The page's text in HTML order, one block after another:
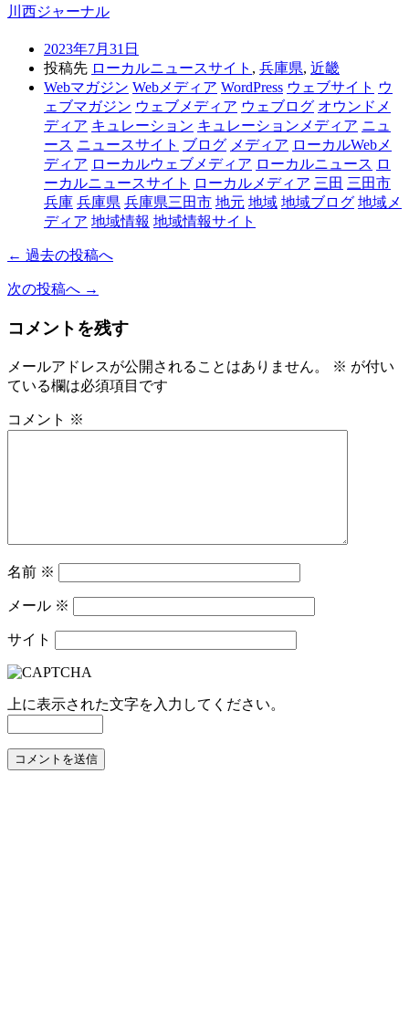
川西ジャーナル
2023年7月31日
投稿先 ローカルニュースサイト , 兵庫県, 近畿
Webマガジン Webメディア WordPress ウェブサイト ウ
ェブマガジン ウェブメディア ウェブログ オウンドメ
ディア キュレーション キュレーションメディア ニュ
ース ニュースサイト ブログ メディア ローカルWebメ
ディア ローカルウェブメディア ローカルニュース ロ
ーカルニュースサイト
ローカルメディア 三田 三田市
兵庫 兵庫県 兵庫県三田市 地元 地域 地域ブログ 地域メ
ディア 地域情報 地域情報サイト
← 過去の投稿へ
次の投稿へ →
コメントを残す
メールアドレスが公開されることはありません。 ※ が付い
ている欄は必須項目です
コメント ※
名前 ※
メール ※
サイト
上に表示された文字を入力してください。